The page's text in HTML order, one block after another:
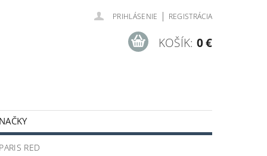
PRIHLÁSENIE | REGISTRÁCIA
KOŠÍK: 0 €
PODMIENKY
RED